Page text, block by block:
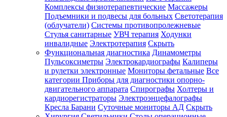
Комплексы физиотерапевтические Массажеры
Подъемники и подвесы для больных Светотерапия
(облучатели) Системы противопролежневые
Стулья санитарные УВЧ терапия Ходунки
инвалидные Электротерапия Скрыть
Функциональная диагностика Динамометры
Пульсоксиметры Электрокардиографы Калиперы
и рулетки электронные Мониторы фетальные Все
категории Приборы для диагностики опорно-
двигательного аппарата Спирографы Холтеры и
кардиорегистраторы Электроэнцефалографы
Кресла Барани Суточные мониторы АД Скрыть